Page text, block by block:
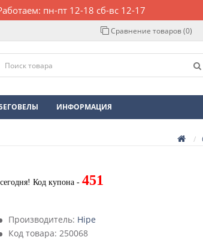
пн-пт 12-18 сб-вс 12-17
Сравнение товаров (0)
ИНФОРМАЦИЯ
сегодня!Код купона -451
Производитель: Hipe
Код товара: 250068